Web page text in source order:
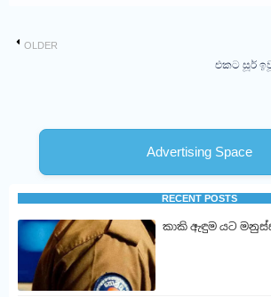
එකට සූර්
OLDER
Advertising Space
RECENT POSTS
කාකි ඇඳුම යට